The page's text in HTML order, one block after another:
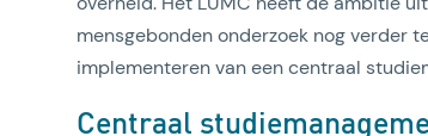
mensgebonden onderzoek nog verder
implementeren van een centraal
Centraal